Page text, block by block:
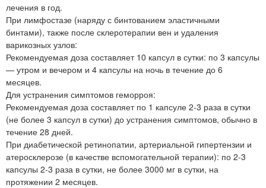
лечения в год.
При лимфостазе (наряду с бинтованием эластичными
бинтами), также после склеротерапии вен и удаления
варикозных узлов:
Рекомендуемая доза составляет 10 капсул в сутки: по 3 капсулы
— утром и вечером и 4 капсулы на ночь в течение до 6
месяцев.
Для устранения симптомов геморроя:
Рекомендуемая доза составляет по 1 капсуле 2-3 раза в сутки
(не более 3 капсул в сутки) до устранения симптомов, обычно в
течение 28 дней.
При диабетической ретинопатии, артериальной гипертензии и
атеросклерозе (в качестве вспомогательной терапии): по 2-3
капсулы 2-3 раза в сутки, не более 3000 мг в сутки, на
протяжении 2 месяцев.